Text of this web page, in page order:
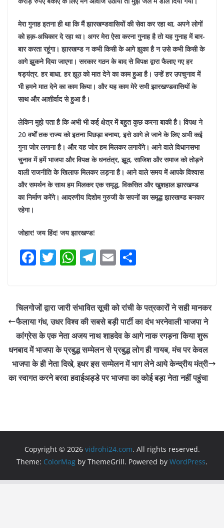
मेरा गुनाह इतना ही था कि मैं झारखण्डवासियों की सेवा कर रहा था, अपने लोगों
को हक़-अधिकार दे रहा था। अगर मेरा ऐसा करना गुनाह है तो यह गुनाह में बार-
बार करता रहूंगा। झारखण्ड न कभी किसी के आगे झुका है न उसे कभी किसी के
आगे झुकने दिया जाएगा।सरकार गठन के बाद से विपक्ष द्वारा फैलाए गए हर
षड्यंत्र, हर बाधा, हर झूठ को मात देने का काम हुआ है। उन्हें हर उपचुनाव में
भी हमने मात देने का काम किया। और यह काम मेरे सभी झारखण्डवासियों के
साथ और आशीर्वाद से हुआ है।
लेकिन मुझे पता है कि अभी भी कई क्षेत्र में बहुत कुछ करना बाकी है। विपक्ष ने
20 वर्षों तक राज्य को इतना पिछड़ा बनाया, इसे आगे ले जाने के लिए अभी कई
गुना जोर लगाना है। और यह जोर हम मिलकर लगायेंगे। आने वाले विधानसभा
चुनाव में हमें भाजपा और विपक्ष के धनतंत्र, झूठ, साजिश और समाज को तोड़ने
वाली राजनीति के खिलाफ मिलकर लड़ना है। आने वाले समय में आपके विश्वास
और समर्थन के साथ हम मिलकर एक समृद्ध, विकसित और खुशहाल झारखण्ड
का निर्माण करेंगे। आदरणीय दिशोम गुरुजी के सपनों का समृद्ध झारखण्ड बनकर
रहेगा।
जोहार! जय हिंद! जय झारखण्ड!
F
e
b
o
o
k
T
er
W
s
A
p
p
T
gr
a
m
E
l e
चिलगोजों द्वारा जारी संभावित सूची को रांची के पत्रकारों ने सही मानकर
फैलाया गंध, उधर विश्व की सबसे बड़ी पार्टी का दंभ भरनेवाली भाजपा ने
कांग्रेस के एक नेता अजय नाथ शाहदेव के आगे नाक रगड़ना किया शुरू
धनबाद में भाजपा के प्रबुद्ध सम्मेलन से प्रबुद्ध लोग ही गायब, मंच पर केवल
भाजपा के ही नेता दिखे, इधर इस सम्मेलन में भाग लेने आये केन्द्रीय मंत्री
का स्वागत करने बरवा हवाईअड्डे पर भाजपा का कोई बड़ा नेता नहीं पहुंचा
Copyright © 2026 vidrohi24.com. All rights reserved.
Theme: ColorMag by ThemeGrill. Powered by WordPress.